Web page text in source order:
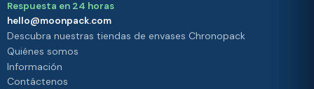
Respuesta en 24 horas
hello@moonpack.com
Descubra nuestras tiendas de envases Chronopack
Quiénes somos
Información
Contáctenos